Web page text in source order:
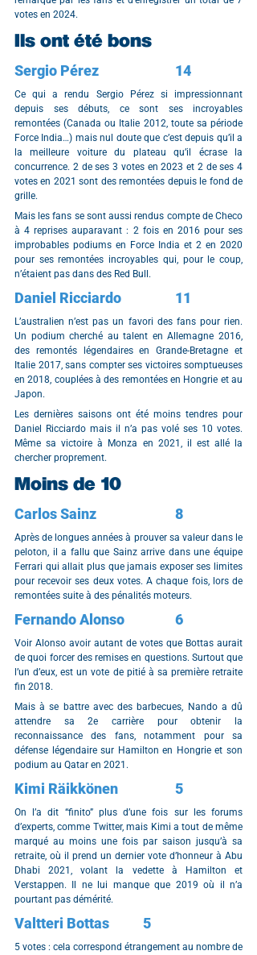
votes en 2024.
Ils ont été bons
Sergio Pérez			14
Ce qui a rendu Sergio Pérez si impressionnant
depuis ses débuts, ce sont ses incroyables
remontées (Canada ou Italie 2012, toute sa période
Force India…) mais nul doute que c’est depuis qu’il a
la meilleure voiture du plateau qu’il écrase la
concurrence. 2 de ses 3 votes en 2023 et 2 de ses 4
votes en 2021 sont des remontées depuis le fond de
grille.
Mais les fans se sont aussi rendus compte de Checo
à 4 reprises auparavant : 2 fois en 2016 pour ses
improbables podiums en Force India et 2 en 2020
pour ses remontées incroyables qui, pour le coup,
n’étaient pas dans des Red Bull.
Daniel Ricciardo		11
L’australien n’est pas un favori des fans pour rien.
Un podium cherché au talent en Allemagne 2016,
des remontés légendaires en Grande-Bretagne et
Italie 2017, sans compter ses victoires somptueuses
en 2018, couplées à des remontées en Hongrie et au
Japon.
Les dernières saisons ont été moins tendres pour
Daniel Ricciardo mais il n’a pas volé ses 10 votes.
Même sa victoire à Monza en 2021, il est allé la
chercher proprement.
Moins de 10
Carlos Sainz			8
Après de longues années à prouver sa valeur dans le
peloton, il a fallu que Sainz arrive dans une équipe
Ferrari qui allait plus que jamais exposer ses limites
pour recevoir ses deux votes. A chaque fois, lors de
remontées suite à des pénalités moteurs.
Fernando Alonso		6
Voir Alonso avoir autant de votes que Bottas aurait
de quoi forcer des remises en questions. Surtout que
l’un d’eux, est un vote de pitié à sa première retraite
fin 2018.
Mais à se battre avec des barbecues, Nando a dû
attendre sa 2e carrière pour obtenir la
reconnaissance des fans, notamment pour sa
défense légendaire sur Hamilton en Hongrie et son
podium au Qatar en 2021.
Kimi Räikkönen		5
On l’a dit “finito” plus d’une fois sur les forums
d’experts, comme Twitter, mais Kimi a tout de même
marqué au moins une fois par saison jusqu’à sa
retraite, où il prend un dernier vote d’honneur à Abu
Dhabi 2021, volant la vedette à Hamilton et
Verstappen. Il ne lui manque que 2019 où il n’a
pourtant pas démérité.
Valtteri Bottas		5
5 votes : cela correspond étrangement au nombre de